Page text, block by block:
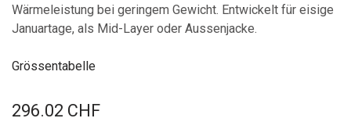
Wärmeleistung bei geringem Gewicht. Entwickelt für eisige
Januartage, als Mid-Layer oder Aussenjacke.
Grössentabelle
296.02 CHF